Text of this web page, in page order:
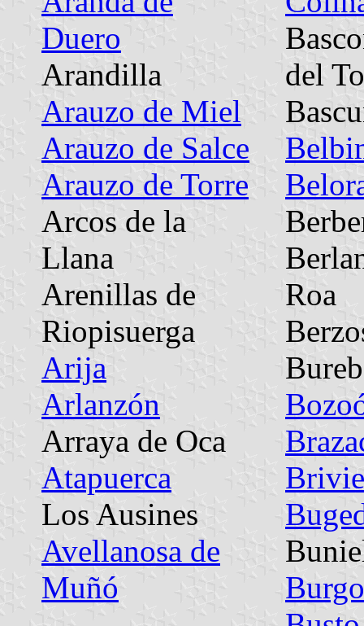
Duero
Arandilla
Arauzo de Miel
Arauzo de Salce
Arauzo de Torre
Arcos de la
Llana
Arenillas de
Riopisuerga
Arija
Arlanzón
Arraya de Oca
Atapuerca
Los Ausines
Avellanosa de
Muñó
del
Roa